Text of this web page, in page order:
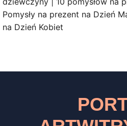
Pomysły na prezent na Dzień
na Dzień Kobiet